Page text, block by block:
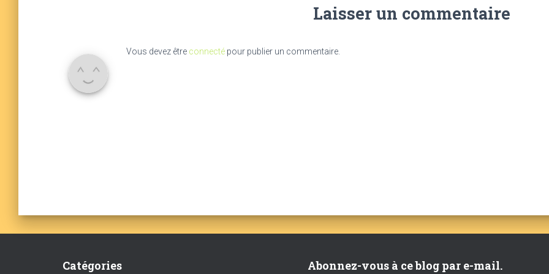
Laisser un commentaire
Vous devez être connecté pour publier un commentaire.
Catégories Abonnez-vous à ce blog par e-mail.